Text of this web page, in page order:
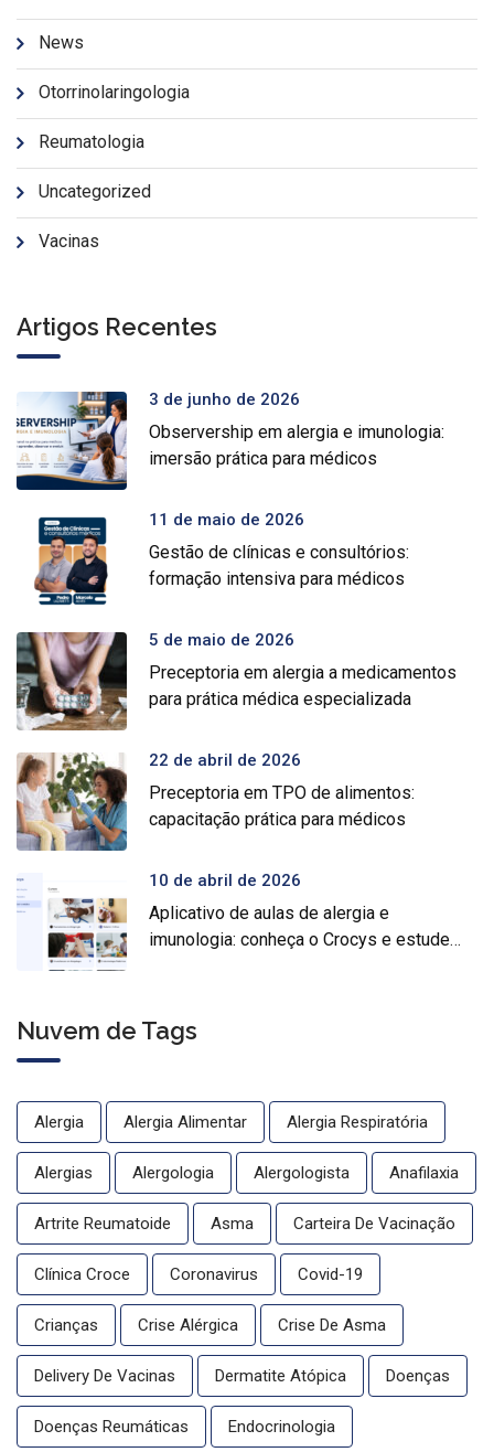
News
Otorrinolaringologia
Reumatologia
Uncategorized
Vacinas
Artigos Recentes
3 de junho de 2026
Observership em alergia e imunologia:
imersão prática para médicos
11 de maio de 2026
Gestão de clínicas e consultórios:
formação intensiva para médicos
5 de maio de 2026
Preceptoria em alergia a medicamentos
para prática médica especializada
22 de abril de 2026
Preceptoria em TPO de alimentos:
capacitação prática para médicos
10 de abril de 2026
Aplicativo de aulas de alergia e
imunologia: conheça o Crocys e estude
Nuvem de Tags
Alergia Alergia Alimentar Alergia Respiratória
Alergias Alergologia Alergologista Anafilaxia
Artrite Reumatoide Asma Carteira De Vacinação
Clínica Croce Coronavirus Covid-19
Crianças Crise Alérgica Crise De Asma
Delivery De Vacinas Dermatite Atópica Doenças
Doenças Reumáticas Endocrinologia